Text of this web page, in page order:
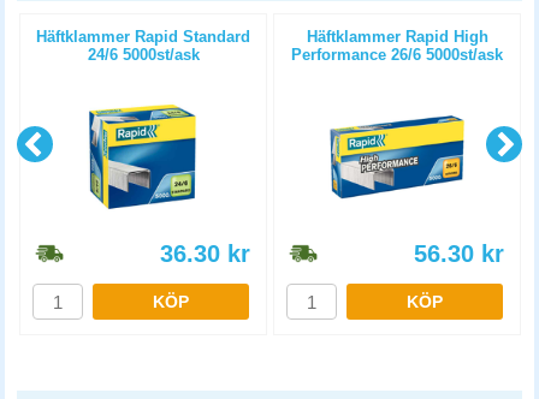
Häftklammer Rapid Standard
24/6 5000st/ask
36.30 kr
KÖP
Häftklammer Rapid High
Performance 26/6 5000st/ask
56.30 kr
KÖP